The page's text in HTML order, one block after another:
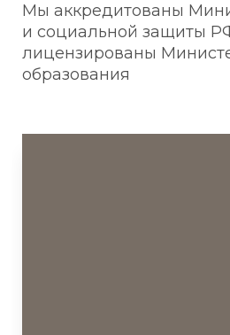
Мы аккредитованы
и социальной защиты
лицензированы
образования